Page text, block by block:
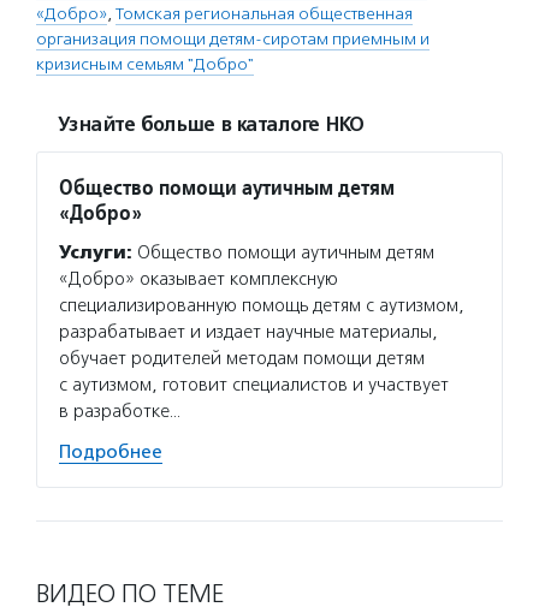
«Добро», Томская региональная общественная
организация помощи детям-сиротам приемным и
кризисным семьям "Добро"
Узнайте больше в каталоге НКО
Общество помощи аутичным детям
«Добро»
Услуги: Общество помощи аутичным детям
«Добро» оказывает комплексную
специализированную помощь детям с аутизмом,
разрабатывает и издает научные материалы,
обучает родителей методам помощи детям
с аутизмом, готовит специалистов и участвует
в разработке…
Подробнее
ВИДЕО ПО ТЕМЕ